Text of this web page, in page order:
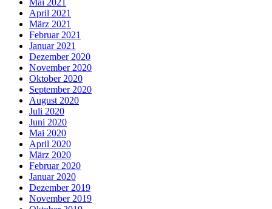
Mai 2021
April 2021
März 2021
Februar 2021
Januar 2021
Dezember 2020
November 2020
Oktober 2020
September 2020
August 2020
Juli 2020
Juni 2020
Mai 2020
April 2020
März 2020
Februar 2020
Januar 2020
Dezember 2019
November 2019